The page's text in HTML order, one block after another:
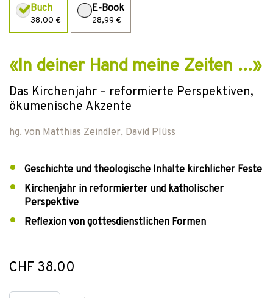
Buch
38,00 €
E-Book
28,99 €
«In deiner Hand meine Zeiten …»
Das Kirchenjahr – reformierte Perspektiven,
ökumenische Akzente
hg. von Matthias Zeindler, David Plüss
Geschichte und theologische Inhalte kirchlicher Feste
Kirchenjahr in reformierter und katholischer
Perspektive
Reflexion von gottesdienstlichen Formen
CHF 38.00